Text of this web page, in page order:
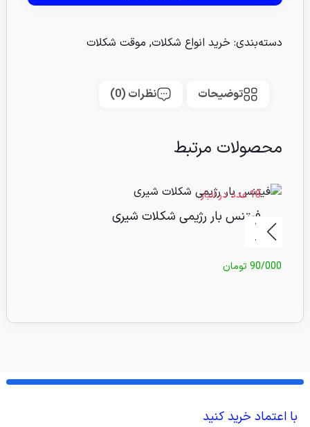
دسته‌بندی: خرید انواع شکلات, موقت شکلات
توضیحات نظرات (0)
محصولات مرتبط
18 عدد در انبار
فیتنس بار رژیمی شکلات شیری
90/000تومان
با اعتماد خرید کنید